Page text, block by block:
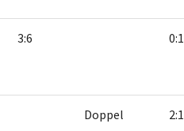
3:6 0:1
Doppel 2:1